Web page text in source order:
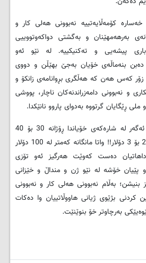
کۆمەڵایەتییە نەبوونی هەلی کار و
بەرهەمهێنان و بەگشتی دواکەوتووییی
پیشەیی و تەکنیکییە. لە نێو ئەو
دەبن بنەماڵەی خۆیان بەجێ بهێڵن و دووی
زۆر کەس هەن کە هەڵگری بڕوانامەی زانکۆ و
و نەبوونی دامەزراندنەکان ناچار، پووشی
ڕێگایان گرتووە بەدوای پاروو نانێکدا.
ئەو هاووڵاتییانە دەڵێن ئەگەر لە شارەکەی خۆیاندا ڕۆژانە 30 بۆ 40
هەزار تمەن (واتا ڕۆژانە 2 بۆ 3 دۆلار!! واتا مانگانە کەمتر لە 100 دۆلار
دەست کەوێت هەرگیز ئەو تۆزی
و پێیان خۆشە لە نێو ژن و منداڵ و خێزانی
بەڵام نەبوونی هەلی کار و نەبوونی
کردنی بژێوی ژیانی هاووڵاتییان وا دەکات
بەرچاوتر خۆ بنوێنێت.